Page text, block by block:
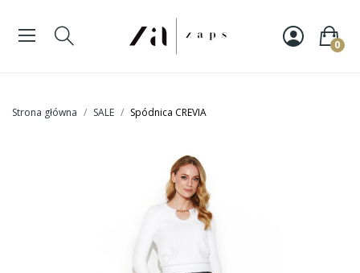
0
Strona główna SALE Spódnica CREVIA